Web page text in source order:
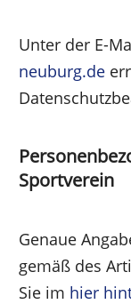
Unter der E-
neuburg.de
Sportverein
Genaue
gemäß des
Sie im hier